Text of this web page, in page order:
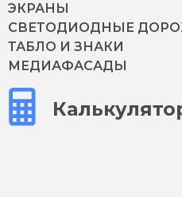
ЭКРАНЫ
СВЕТОДИОДНЫЕ
ТАБЛО И ЗНАКИ
МЕДИАФАСАДЫ